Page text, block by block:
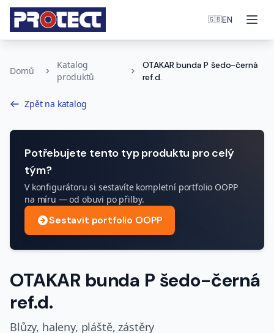
🇬🇧EN
Domů
Katalog
produktů
OTAKAR bunda P šedo-černá
ref.d.
Zpět na katalog
Potřebujete tento typ produktu pro celý
tým?
V konfigurátoru si sestavíte kompletní portfolio OOPP
na míru — od obuvi po přilby.
Sestavit portfolio OOPP
OTAKAR bunda P šedo-černá
ref.d.
Blůzy, haleny, pláště, zástěry